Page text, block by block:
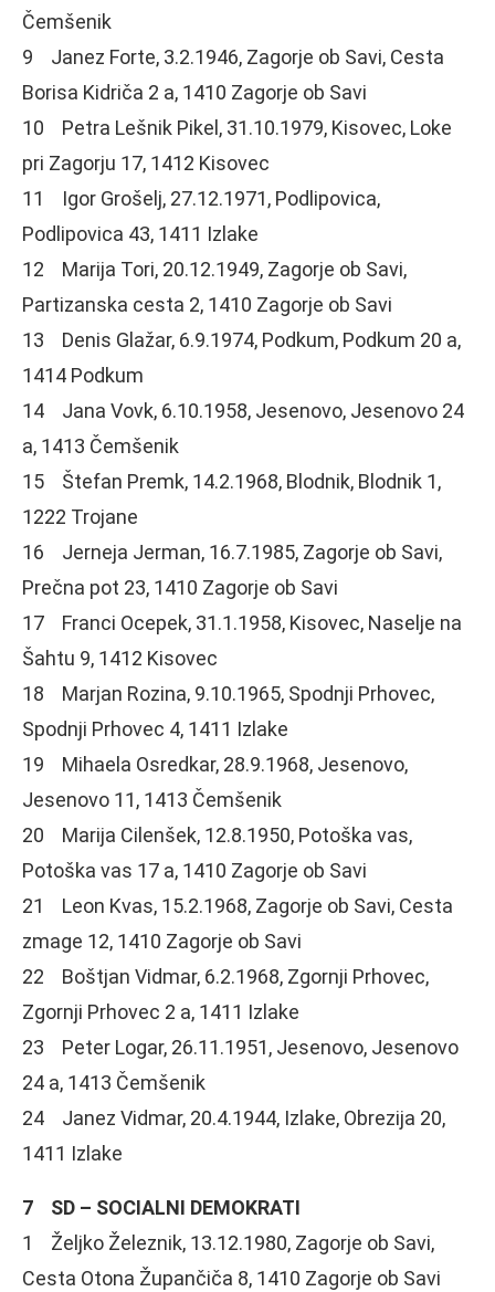
Čemšenik
9 Janez Forte, 3.2.1946, Zagorje ob Savi, Cesta
Borisa Kidriča 2 a, 1410 Zagorje ob Savi
10 Petra Lešnik Pikel, 31.10.1979, Kisovec, Loke
pri Zagorju 17, 1412 Kisovec
11 Igor Grošelj, 27.12.1971, Podlipovica,
Podlipovica 43, 1411 Izlake
12 Marija Tori, 20.12.1949, Zagorje ob Savi,
Partizanska cesta 2, 1410 Zagorje ob Savi
13 Denis Glažar, 6.9.1974, Podkum, Podkum 20 a,
1414 Podkum
14 Jana Vovk, 6.10.1958, Jesenovo, Jesenovo 24
a, 1413 Čemšenik
15 Štefan Premk, 14.2.1968, Blodnik, Blodnik 1,
1222 Trojane
16 Jerneja Jerman, 16.7.1985, Zagorje ob Savi,
Prečna pot 23, 1410 Zagorje ob Savi
17 Franci Ocepek, 31.1.1958, Kisovec, Naselje na
Šahtu 9, 1412 Kisovec
18 Marjan Rozina, 9.10.1965, Spodnji Prhovec,
Spodnji Prhovec 4, 1411 Izlake
19 Mihaela Osredkar, 28.9.1968, Jesenovo,
Jesenovo 11, 1413 Čemšenik
20 Marija Cilenšek, 12.8.1950, Potoška vas,
Potoška vas 17 a, 1410 Zagorje ob Savi
21 Leon Kvas, 15.2.1968, Zagorje ob Savi, Cesta
zmage 12, 1410 Zagorje ob Savi
22 Boštjan Vidmar, 6.2.1968, Zgornji Prhovec,
Zgornji Prhovec 2 a, 1411 Izlake
23 Peter Logar, 26.11.1951, Jesenovo, Jesenovo
24 a, 1413 Čemšenik
24 Janez Vidmar, 20.4.1944, Izlake, Obrezija 20,
1411 Izlake
7 SD – SOCIALNI DEMOKRATI
1 Željko Železnik, 13.12.1980, Zagorje ob Savi,
Cesta Otona Župančiča 8, 1410 Zagorje ob Savi